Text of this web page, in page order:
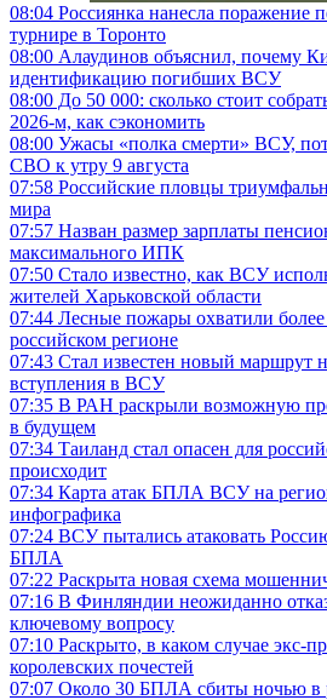
08:04 Россиянка нанесла поражение
турнире в Торонто
08:00 Алаудинов объяснил, почему
идентификацию погибших ВСУ
08:00 До 50 000: сколько стоит
2026-м, как сэкономить
08:00 Ужасы «полка смерти» ВСУ,
СВО к утру 9 августа
07:58 Российские пловцы
мира
07:57 Назван размер зарплаты
максимального ИПК
07:50 Стало известно, как ВСУ
жителей Харьковской области
07:44 Лесные пожары охватили более
российском регионе
07:43 Стал известен новый маршрут
вступления в ВСУ
07:35 В РАН раскрыли возможную
в будущем
07:34 Таиланд стал опасен для
происходит
07:34 Карта атак БПЛА ВСУ на
инфографика
07:24 ВСУ пытались атаковать
БПЛА
07:22 Раскрыта новая схема
07:16 В Финляндии неожиданно
ключевому вопросу
07:10 Раскрыто, в каком случае экс-
королевских почестей
07:07 Около 30 БПЛА сбиты ночью в